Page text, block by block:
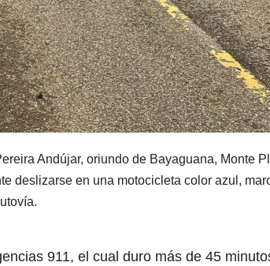
Andújar, oriundo de Bayaguana, Monte
deslizarse en una motocicleta color azul,
911, el cual duro más de 45